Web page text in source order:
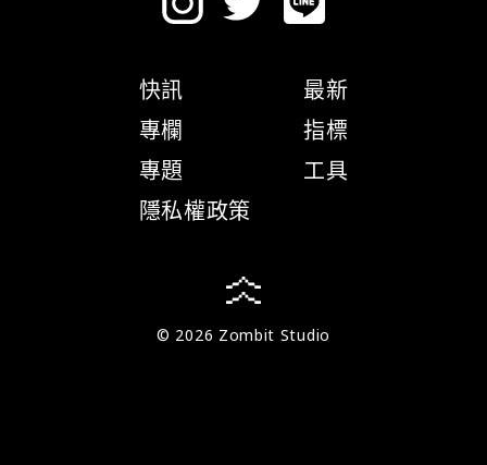
快訊
專欄
專題
隱私權政策
最新
指標
工具
© 2026 Zombit Studio